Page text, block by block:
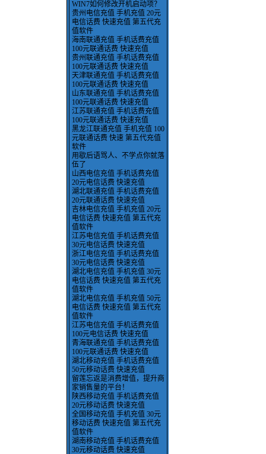
WIN7如何修改开机启动项？
贵州电信充值 手机充值 20元
电信话费 快速充值 第五代充
值软件
海南联通充值 手机话费充值
100元联通话费 快速充值
贵州联通充值 手机话费充值
100元联通话费 快速充值
天津联通充值 手机话费充值
100元联通话费 快速充值
山东联通充值 手机话费充值
100元联通话费 快速充值
江苏联通充值 手机话费充值
100元联通话费 快速充值
黑龙江联通充值 手机充值 100
元联通话费 快速 第五代充值
软件
用歇后语骂人、不学点你就落
伍了
山西电信充值 手机话费充值
20元电信话费 快速充值
湖北联通充值 手机话费充值
20元联通话费 快速充值
吉林电信充值 手机充值 20元
电信话费 快速充值 第五代充
值软件
江苏电信充值 手机话费充值
30元电信话费 快速充值
浙江电信充值 手机话费充值
30元电信话费 快速充值
湖北电信充值 手机充值 30元
电信话费 快速充值 第五代充
值软件
湖北电信充值 手机充值 50元
电信话费 快速充值 第五代充
值软件
江苏电信充值 手机话费充值
100元电信话费 快速充值
青海联通充值 手机话费充值
100元联通话费 快速充值
湖北移动充值 手机话费充值
50元移动话费 快速充值
留莲忘返是消费增值，提升商
家销售量的平台！
陕西移动充值 手机话费充值
20元移动话费 快速充值
全国移动充值 手机充值 30元
移动话费 快速充值 第五代充
值软件
湖南移动充值 手机话费充值
30元移动话费 快速充值